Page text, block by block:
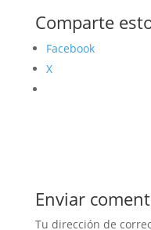
Comparte
Facebook
X
Enviar
Tu dirección de